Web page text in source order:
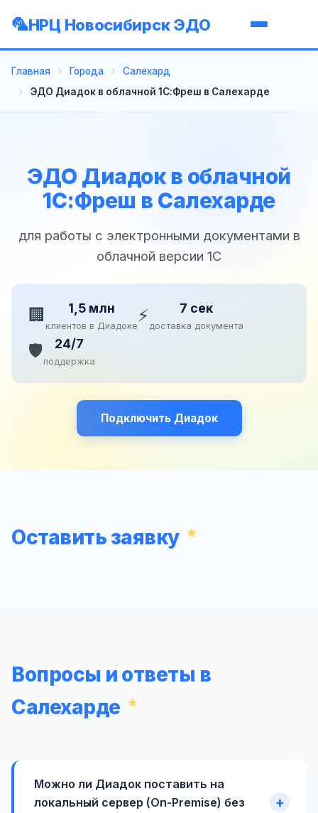
НРЦ Новосибирск ЭДО
Главная Города
Салехард
ЭДО Диадок в облачной 1С:Фреш в Салехарде
ЭДО Диадок в облачной
1С:Фреш в Салехарде
для работы с электронными документами в
облачной версии 1С
🏢 1,5 млн
клиентов в Диадоке⚡ 7 сек
доставка документа
🛡️ 24/7
поддержка
Подключить Диадок
Оставить заявку
Вопросы и ответы в
Салехарде
Можно ли Диадок поставить на
локальный сервер (On-Premise) без